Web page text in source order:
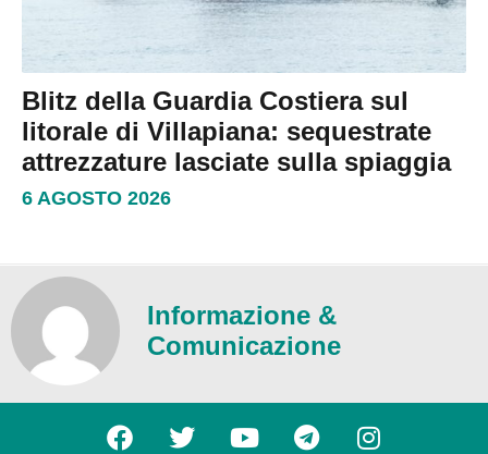
Blitz della Guardia Costiera sul
litorale di Villapiana: sequestrate
attrezzature lasciate sulla spiaggia
6 AGOSTO 2026
Informazione &
Comunicazione